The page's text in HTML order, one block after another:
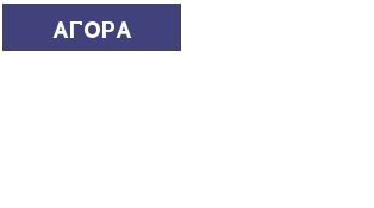
ΑΓΟΡΑ